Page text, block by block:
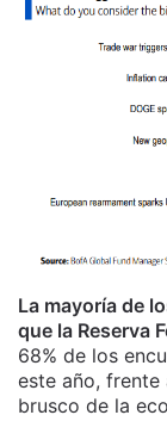
La mayoría de
que la Reserva
68% de los
este año, frente
brusco de la